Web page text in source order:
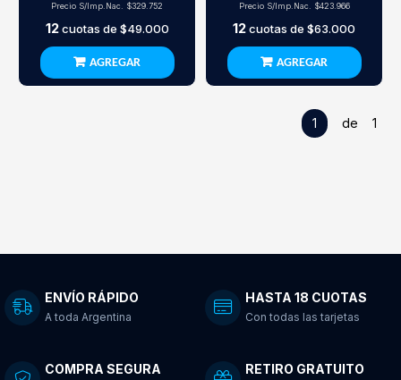
Precio S/Imp.Nac. $329.752
12cuotas de $49.000
AGREGAR
Precio S/Imp.Nac. $423.966
12cuotas de $63.000
AGREGAR
1 de 1
ENVÍO RÁPIDO
A toda Argentina
HASTA 18 CUOTAS
Con todas las tarjetas
COMPRA SEGURA RETIRO GRATUITO